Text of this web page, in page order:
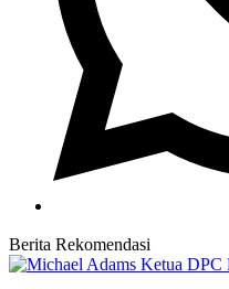
Berita Rekomendasi